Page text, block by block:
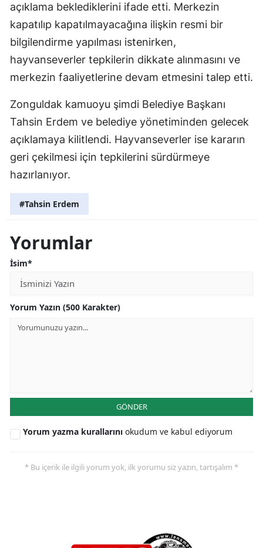
açıklama beklediklerini ifade etti. Merkezin
kapatılıp kapatılmayacağına ilişkin resmi bir
bilgilendirme yapılması istenirken,
hayvanseverler tepkilerin dikkate alınmasını ve
merkezin faaliyetlerine devam etmesini talep etti.
Zonguldak kamuoyu şimdi Belediye Başkanı
Tahsin Erdem ve belediye yönetiminden gelecek
açıklamaya kilitlendi. Hayvanseverler ise kararın
geri çekilmesi için tepkilerini sürdürmeye
hazırlanıyor.
#Tahsin Erdem
Yorumlar
İsim*
Yorum Yazın (500 Karakter)
GÖNDER
Yorum yazma kurallarını okudum ve kabul ediyorum
* Bu içerik ile ilgili yorum yok, ilk yorumu siz yazın, tartışalım *